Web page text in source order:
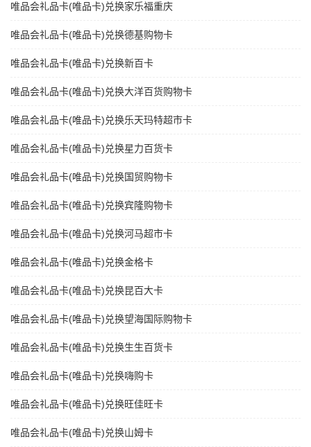
唯品会礼品卡(唯品卡)兑换家乐福重庆
唯品会礼品卡(唯品卡)兑换德基购物卡
唯品会礼品卡(唯品卡)兑换新百卡
唯品会礼品卡(唯品卡)兑换大洋百货购物卡
唯品会礼品卡(唯品卡)兑换乐天玛特超市卡
唯品会礼品卡(唯品卡)兑换星力百货卡
唯品会礼品卡(唯品卡)兑换国贸购物卡
唯品会礼品卡(唯品卡)兑换宾隆购物卡
唯品会礼品卡(唯品卡)兑换河马超市卡
唯品会礼品卡(唯品卡)兑换金格卡
唯品会礼品卡(唯品卡)兑换昆百大卡
唯品会礼品卡(唯品卡)兑换望海国际购物卡
唯品会礼品卡(唯品卡)兑换生生百货卡
唯品会礼品卡(唯品卡)兑换嗨购卡
唯品会礼品卡(唯品卡)兑换旺佳旺卡
唯品会礼品卡(唯品卡)兑换山姆卡